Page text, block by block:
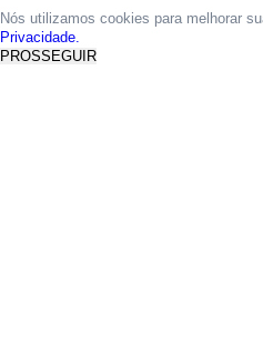
Nós utilizamos cookies para melhorar
Privacidade.
PROSSEGUIR